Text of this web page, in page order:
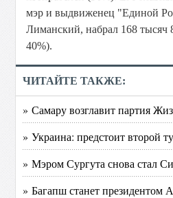
мэр и выдвиженец "Единой
Лиманский, набрал 168 тысяч
40%).
ЧИТАЙТЕ ТАКЖЕ:
» Самару возглавит партия
» Украина: предстоит второй
» Мэром Сургута снова стал
» Багапш станет президентом